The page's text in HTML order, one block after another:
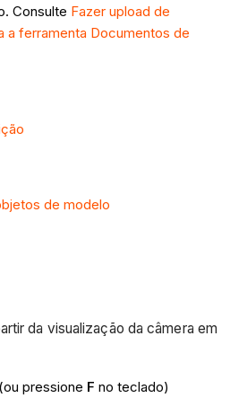
Consulte Fazer upload de
a ferramenta Documentos de
de modelo
da visualização da câmera em
pressione F no teclado)